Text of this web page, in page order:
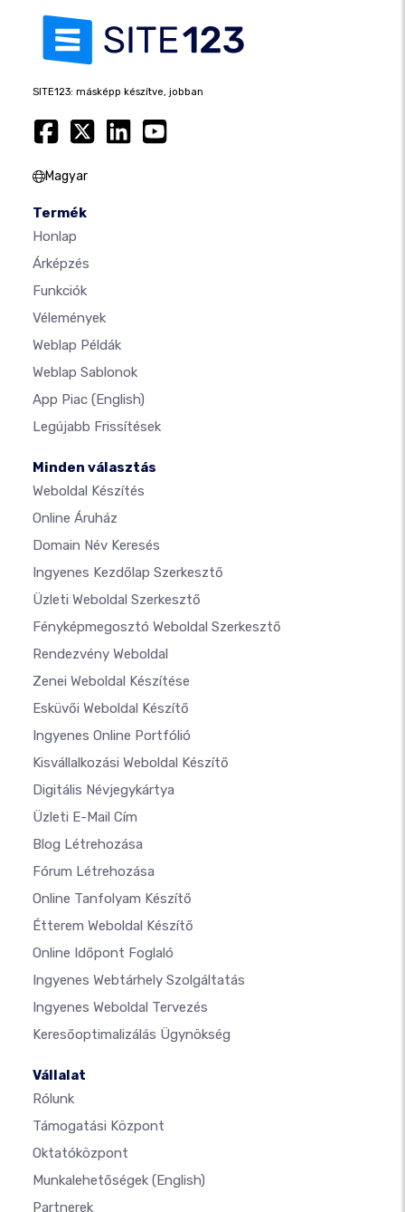
SITE123: másképp készítve, jobban
Magyar
Termék
Honlap
Árképzés
Funkciók
Vélemények
Weblap Példák
Weblap Sablonok
App Piac (English)
Legújabb Frissítések
Minden választás
Weboldal Készítés
Online Áruház
Domain Név Keresés
Ingyenes Kezdőlap Szerkesztő
Üzleti Weboldal Szerkesztő
Fényképmegosztó Weboldal Szerkesztő
Rendezvény Weboldal
Zenei Weboldal Készítése
Esküvői Weboldal Készítő
Ingyenes Online Portfólió
Kisvállalkozási Weboldal Készítő
Digitális Névjegykártya
Üzleti E-Mail Cím
Blog Létrehozása
Fórum Létrehozása
Online Tanfolyam Készítő
Étterem Weboldal Készítő
Online Időpont Foglaló
Ingyenes Webtárhely Szolgáltatás
Ingyenes Weboldal Tervezés
Keresőoptimalizálás Ügynökség
Vállalat
Rólunk
Támogatási Központ
Oktatóközpont
Munkalehetőségek (English)
Partnerek